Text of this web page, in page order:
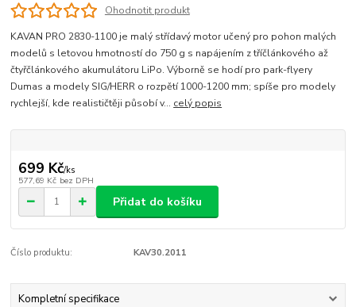
Ohodnotit produkt
KAVAN PRO 2830-1100 je malý střídavý motor učený pro pohon malých
modelů s letovou hmotností do 750 g s napájením z tříčlánkového až
čtyřčlánkového akumulátoru LiPo. Výborně se hodí pro park-flyery
Dumas a modely SIG/HERR o rozpětí 1000-1200 mm; spíše pro modely
rychlejší, kde realističtěji působí v... celý popis
699 Kč/ks
577,69 Kč bez DPH
Přidat do košíku
Číslo produktu: KAV30.2011
Kompletní specifikace